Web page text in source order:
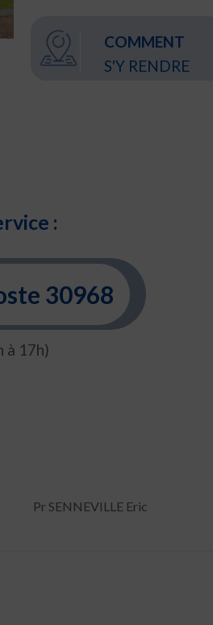
COMMENT
S'Y RENDRE
:
30968
à 17h)
Pr SENNEVILLE Eric